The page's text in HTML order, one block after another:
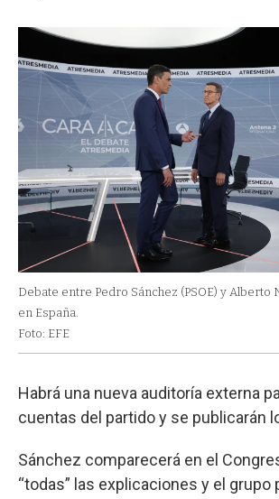
Debate entre Pedro Sánchez (PSOE) y Alberto
en España.
Foto: EFE
Habrá una nueva auditoría externa
cuentas del partido y se publicarán
Sánchez comparecerá en el
“todas” las explicaciones y el grupo